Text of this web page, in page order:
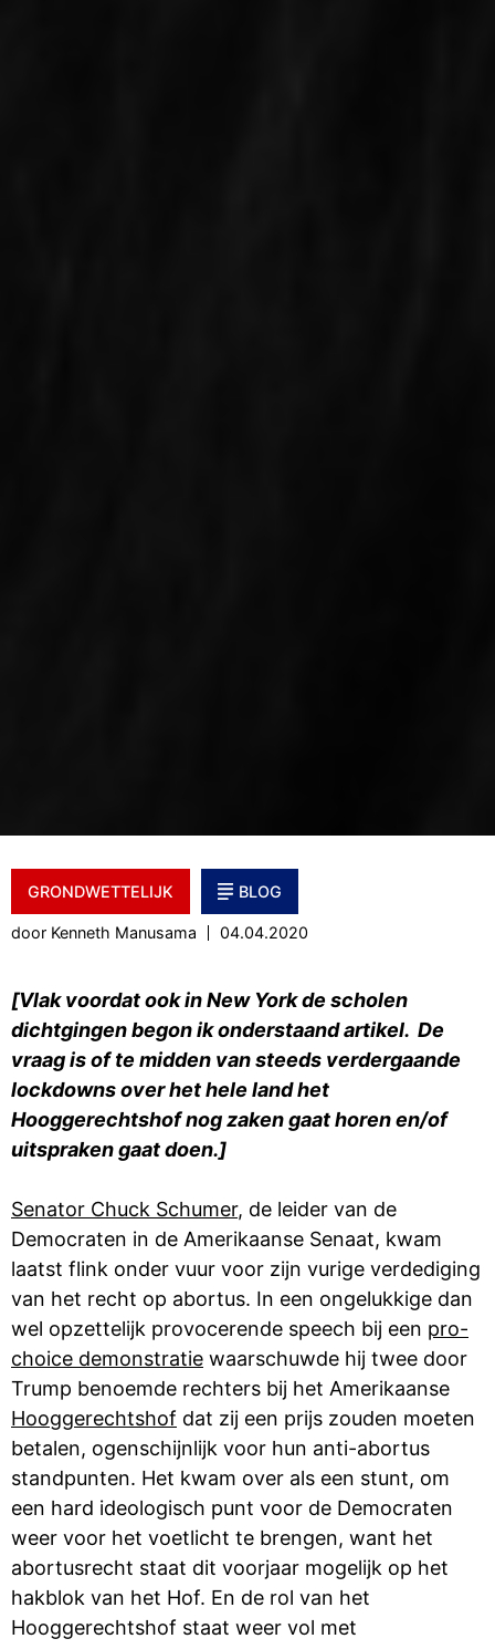
GRONDWETTELIJK BLOG
door Kenneth Manusama 04.04.2020
[Vlak voordat ook in New York de scholen
dichtgingen begon ik onderstaand artikel. De
vraag is of te midden van steeds verdergaande
lockdowns over het hele land het
Hooggerechtshof nog zaken gaat horen en/of
uitspraken gaat doen.]
Senator Chuck Schumer, de leider van de
Democraten in de Amerikaanse Senaat, kwam
laatst flink onder vuur voor zijn vurige verdediging
van het recht op abortus. In een ongelukkige dan
wel opzettelijk provocerende speech bij een pro-
choice demonstratie waarschuwde hij twee door
Trump benoemde rechters bij het Amerikaanse
Hooggerechtshof dat zij een prijs zouden moeten
betalen, ogenschijnlijk voor hun anti-abortus
standpunten. Het kwam over als een stunt, om
een hard ideologisch punt voor de Democraten
weer voor het voetlicht te brengen, want het
abortusrecht staat dit voorjaar mogelijk op het
hakblok van het Hof. En de rol van het
Hooggerechtshof staat weer vol met